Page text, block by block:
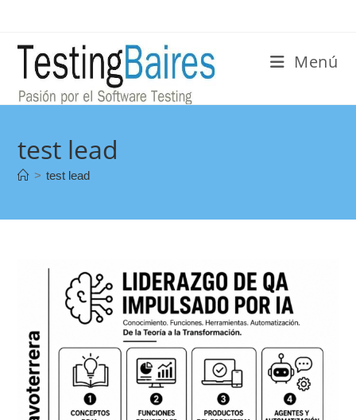
Menú
test lead
> test lead